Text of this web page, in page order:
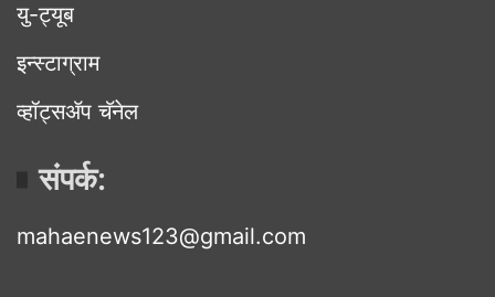
यु-ट्यूब
इन्स्टाग्राम
व्हॉट्सॲप चॅनेल
संपर्क:
mahaenews123@gmail.com